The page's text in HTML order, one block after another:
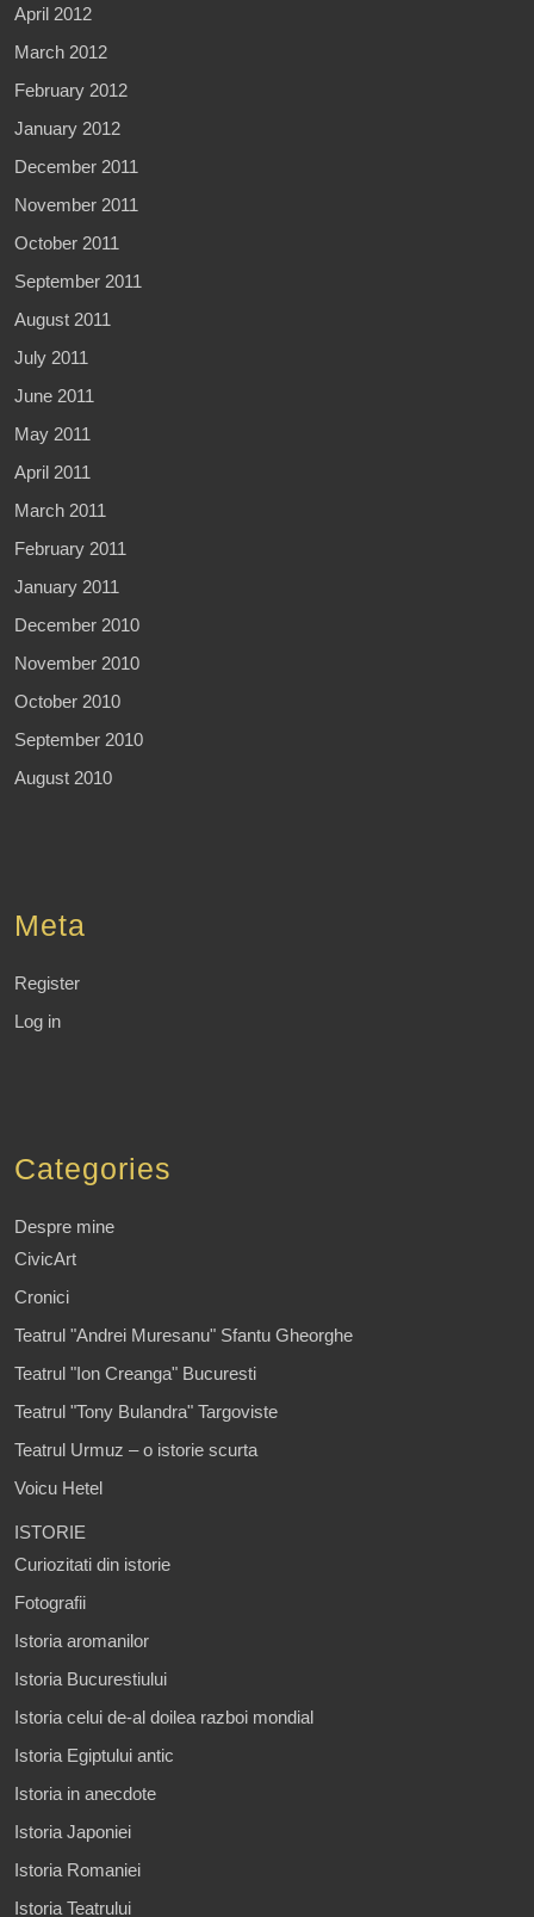
April 2012
March 2012
February 2012
January 2012
December 2011
November 2011
October 2011
September 2011
August 2011
July 2011
June 2011
May 2011
April 2011
March 2011
February 2011
January 2011
December 2010
November 2010
October 2010
September 2010
August 2010
Meta
Register
Log in
Categories
Despre mine
CivicArt
Cronici
Teatrul "Andrei Muresanu" Sfantu Gheorghe
Teatrul "Ion Creanga" Bucuresti
Teatrul "Tony Bulandra" Targoviste
Teatrul Urmuz – o istorie scurta
Voicu Hetel
ISTORIE
Curiozitati din istorie
Fotografii
Istoria aromanilor
Istoria Bucurestiului
Istoria celui de-al doilea razboi mondial
Istoria Egiptului antic
Istoria in anecdote
Istoria Japoniei
Istoria Romaniei
Istoria Teatrului